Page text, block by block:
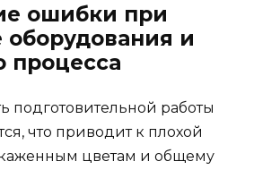
ошибки при
оборудования и
процесса
подготовительной работы
что приводит к плохой
цветам и общему